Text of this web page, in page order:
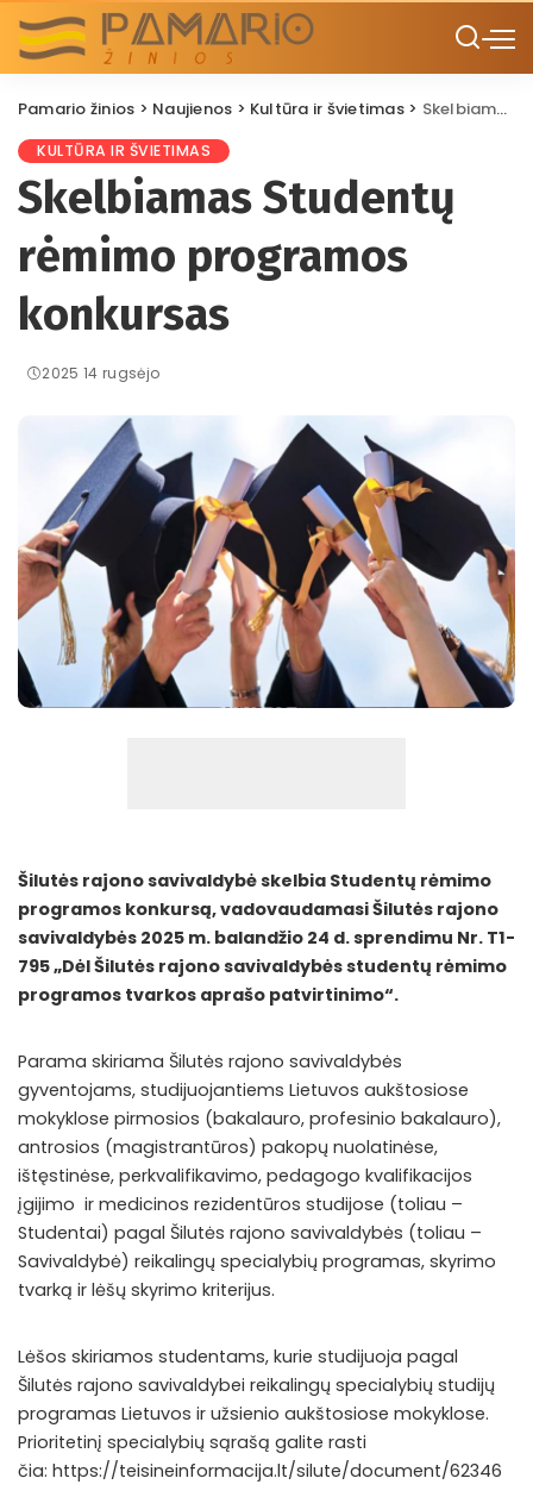
Pamario žinios > Naujienos > Kultūra ir švietimas> Skelbiamas Studentų rėmimo programos konkursas
KULTŪRA IR ŠVIETIMAS
Skelbiamas Studentų
rėmimo programos
konkursas
2025 14 rugsėjo
Šilutės rajono savivaldybė skelbia Studentų rėmimo
programos konkursą, vadovaudamasi Šilutės rajono
savivaldybės 2025 m. balandžio 24 d. sprendimu Nr. T1-
795 „Dėl Šilutės rajono savivaldybės studentų rėmimo
programos tvarkos aprašo patvirtinimo“.
Parama skiriama Šilutės rajono savivaldybės
gyventojams, studijuojantiems Lietuvos aukštosiose
mokyklose pirmosios (bakalauro, profesinio bakalauro),
antrosios (magistrantūros) pakopų nuolatinėse,
ištęstinėse, perkvalifikavimo, pedagogo kvalifikacijos
įgijimo ir medicinos rezidentūros studijose (toliau –
Studentai) pagal Šilutės rajono savivaldybės (toliau –
Savivaldybė) reikalingų specialybių programas, skyrimo
tvarką ir lėšų skyrimo kriterijus.
Lėšos skiriamos studentams, kurie studijuoja pagal
Šilutės rajono savivaldybei reikalingų specialybių studijų
programas Lietuvos ir užsienio aukštosiose mokyklose.
Prioritetinį specialybių sąrašą galite rasti
čia: https://teisineinformacija.lt/silute/document/62346